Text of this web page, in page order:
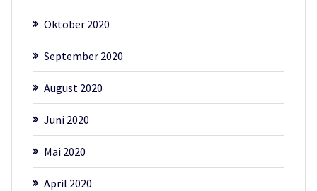
Oktober 2020
September 2020
August 2020
Juni 2020
Mai 2020
April 2020